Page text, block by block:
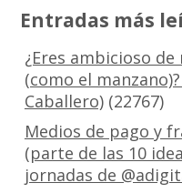
Entradas más
¿Eres ambicioso
(como el
Caballero)(22767)
Medios de pago y
(parte de las 10
jornadas de